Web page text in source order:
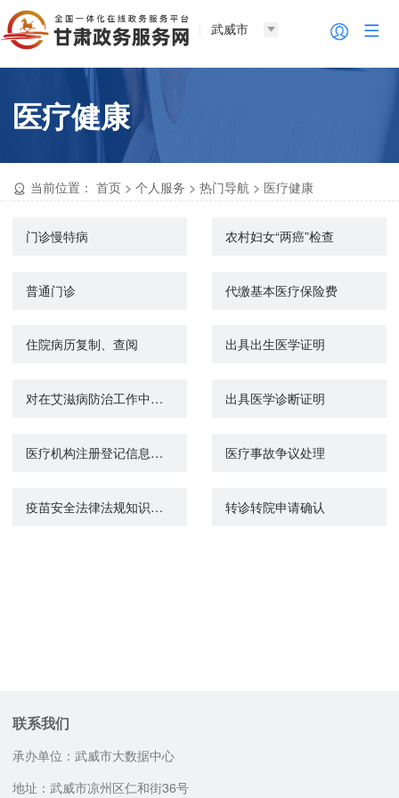
武威市
医疗健康
当前位置： 首页 >个人服务 >热门导航 > 医疗健康
门诊慢特病 农村妇女“两癌”检查
普通门诊 代缴基本医疗保险费
住院病历复制、查阅 出具出生医学证明
对在艾滋病防治工作中做出显著成绩和贡献的单位和个人给予表彰和奖励 出具医学诊断证明
医疗机构注册登记信息查询 医疗事故争议处理
疫苗安全法律法规知识宣传教育、普及工作 转诊转院申请确认
联系我们
承办单位：武威市大数据中心
地址：武威市凉州区仁和街36号